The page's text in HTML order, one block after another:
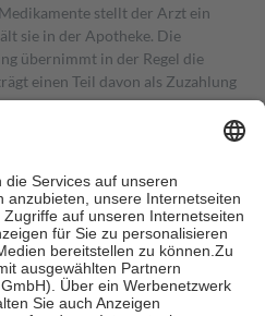
stellt der Arzt ein
sie in der Apotheke. Die
übernimmt in der Regel die
einen Teil davon als Zuzahlung
in Höhe von zehn
nie mehr als die tatsächlichen
auch für Online-Apotheken.
beträgt die
sowie zehn Euro je
für ihre eigene Gesundheit zu